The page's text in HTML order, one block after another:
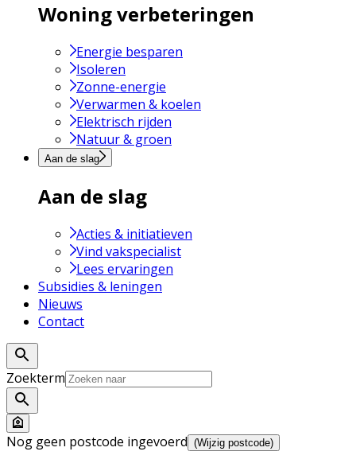
Woning verbeteringen
Energie besparen
Isoleren
Zonne-energie
Verwarmen & koelen
Elektrisch rijden
Natuur & groen
Aan de slag
Aan de slag
Acties & initiatieven
Vind vakspecialist
Lees ervaringen
Subsidies & leningen
Nieuws
Contact
Zoekterm
Nog geen postcode ingevoerd (Wijzig postcode)